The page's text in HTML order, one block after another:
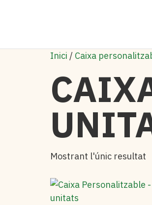
Inici / Caixa
Mostrant l'únic resultat